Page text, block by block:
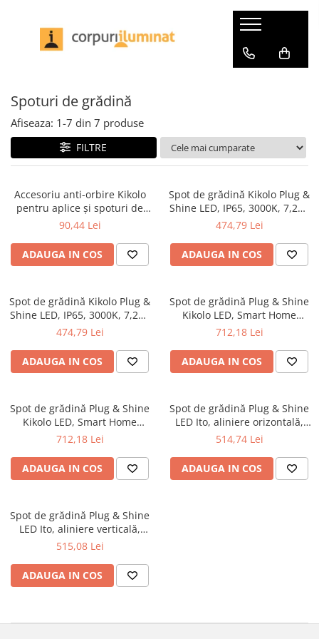
Iluminat interior
Iluminat de asistentă
Iluminat de baie
Aplice
Familia Gove
Familia Luena
Familia Zyli
Oglinzi iluminate
Spoturi incastrabile
Iluminat pe cabluri
Accesorii
Seturi si spoturi pe cablu
Iluminat pe sină
Abajururi
Alimentare
Conectori
Sine si sisteme sină
Sină trifazică
Iluminat pentru bucatarie
Iluminat exterior
Accesorii
Aplice
Bolarzi
Plafoniere
Spoturi de grădină
Spoturi de pardoseală
Spoturi incastrabile
Benzi LED si accesorii
Set complet
Iluminat portabil
Sistem Plug&Shine
Accesorii
Benzi luminoase
Corpuri de iluminat de pardoseală
Minispoturi
Obiecte luminoase decorative
Penduluri
Spoturi de grădină
Spoturi subacvatice
Solare
Aplice
Becuri LED
Becuri speciale
Decorative
Impachetare simplă
Seturi de becuri
Impachetare simplă
Seturi de becuri
Impachetare simplă
Impachetare simplă
Seturi de becuri
Benzi LED si accesorii
Bandă
Benzi Pro
Bandă Pro
Conectori Pro
Profile
Set complet
Confort
Set Smart
Transformator
Iluminat profesional
Benzi LED
Iluminat Horeca
Aplice
Plafoniere
Office
Iluminat pe șină
Panouri LED
Spoturi de grădină
Afiseaza: 1-7 din 7 produse
FILTRE
Accesoriu anti-orbire Kikolo
pentru aplice și spoturi de
grădină
90,44 Lei
ADAUGA IN COS
Spot de grădină Kikolo Plug &
Shine LED, IP65, 3000K, 7,2W,
antracit
474,79 Lei
ADAUGA IN COS
Spot de grădină Kikolo Plug &
Shine LED, IP65, 3000K, 7,2W,
antracit
474,79 Lei
ADAUGA IN COS
Spot de grădină Plug & Shine
Kikolo LED, Smart Home
Zigbee, IP65, RGBW+, 6,2W,
712,18 Lei
ADAUGA IN COS
Spot de grădină Plug & Shine
Kikolo LED, Smart Home
Zigbee, "insect friendly", IP65,
variabilă, 6,2W, antracit
712,18 Lei
ADAUGA IN COS
Spot de grădină Plug & Shine
LED Ito, aliniere orizontală,
IP65, 3000K, 6W, antracit
514,74 Lei
ADAUGA IN COS
Spot de grădină Plug & Shine
LED Ito, aliniere verticală,
IP65, 3000K, 6W, antracit
515,08 Lei
ADAUGA IN COS